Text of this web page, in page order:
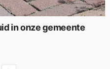
in onze gemeente